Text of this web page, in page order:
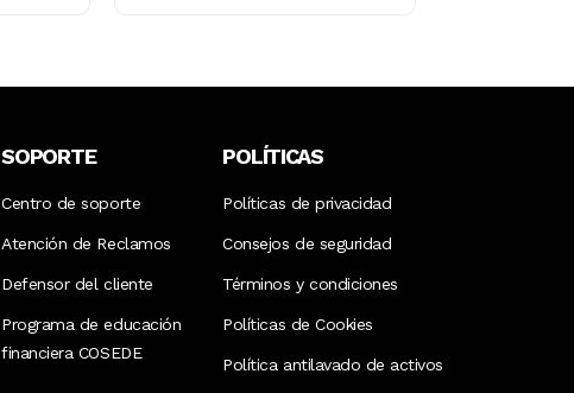
SOPORTE
Centro de soporte
Atención de Reclamos
Defensor del cliente
Programa de educación
financiera COSEDE
POLÍTICAS
Políticas de privacidad
Consejos de seguridad
Términos y condiciones
Políticas de Cookies
Política antilavado de activos